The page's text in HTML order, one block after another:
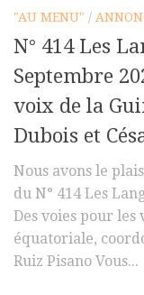
Agrégation et
CPGE
« Au menu »
Actualités
Minutes de Fred
Vous abonner /
Vous abonner
"AU MENU" /
N° 414 Les
Septembre
voix de la
Dubois et
Nous avons le
du N° 414 Les
Des voies pour les
équatoriale,
Ruiz Pisano Vous...